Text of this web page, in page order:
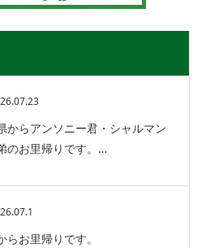
からアンソニー君・シャルマン
のお里帰りです。…
らお里帰りです。